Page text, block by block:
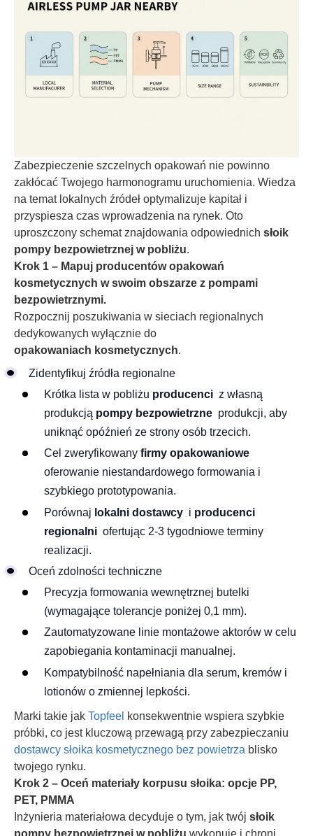
Zabezpieczenie szczelnych opakowań nie powinno
zakłócać Twojego harmonogramu uruchomienia. Wiedza
na temat lokalnych źródeł optymalizuje kapitał i
przyspiesza czas wprowadzenia na rynek. Oto
uproszczony schemat znajdowania odpowiednich słoik
pompy bezpowietrznej w pobliżu.
Krok 1 – Mapuj producentów opakowań
kosmetycznych w swoim obszarze z pompami
bezpowietrznymi.
Rozpocznij poszukiwania w sieciach regionalnych
dedykowanych wyłącznie do
opakowaniach kosmetycznych.
Zidentyfikuj źródła regionalne
Krótka lista w pobliżu producenci z własną
produkcją pompy bezpowietrzne produkcji, aby
uniknąć opóźnień ze strony osób trzecich.
Cel zweryfikowany firmy opakowaniowe
oferowanie niestandardowego formowania i
szybkiego prototypowania.
Porównaj lokalni dostawcy i producenci
regionalni ofertując 2-3 tygodniowe terminy
realizacji.
Oceń zdolności techniczne
Precyzja formowania wewnętrznej butelki
(wymagające tolerancje poniżej 0,1 mm).
Zautomatyzowane linie montażowe aktorów w celu
zapobiegania kontaminacji manualnej.
Kompatybilność napełniania dla serum, kremów i
lotionów o zmiennej lepkości.
Marki takie jak Topfeel konsekwentnie wspiera szybkie
próbki, co jest kluczową przewagą przy zabezpieczaniu
dostawcy słoika kosmetycznego bez powietrza blisko
twojego rynku.
Krok 2 – Oceń materiały korpusu słoika: opcje PP,
PET, PMMA
Inżynieria materiałowa decyduje o tym, jak twój słoik
pompy bezpowietrznej w pobliżu wykonuje i chroni.